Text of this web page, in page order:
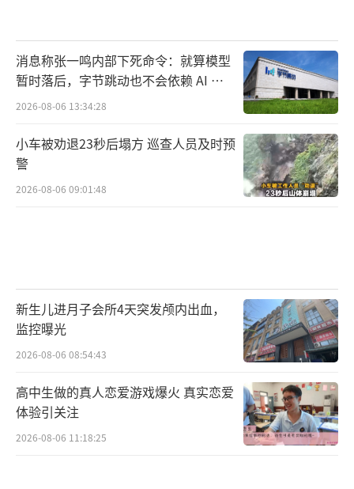
消息称张一鸣内部下死命令：就算模型
暂时落后，字节跳动也不会依赖 AI 蒸
馏技术
2026-08-06 13:34:28
小车被劝退23秒后塌方 巡查人员及时预
警
2026-08-06 09:01:48
新生儿进月子会所4天突发颅内出血，
监控曝光
2026-08-06 08:54:43
高中生做的真人恋爱游戏爆火 真实恋爱
体验引关注
2026-08-06 11:18:25